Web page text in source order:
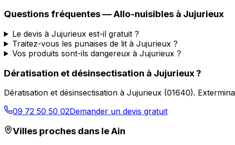
Questions fréquentes —Allo-nuisibles à Jujurieux
Le devis à Jujurieux est-il gratuit ?
Traitez-vous les punaises de lit à Jujurieux ?
Vos produits sont-ils dangereux à Jujurieux ?
Dératisation et désinsectisation à Jujurieux?
Dératisation et désinsectisation à Jujurieux (01640).
09 72 50 50 02Demander un devis gratuit
Villes proches dans leAin